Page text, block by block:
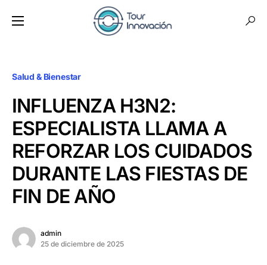
Salud & Bienestar
INFLUENZA H3N2:
ESPECIALISTA LLAMA A
REFORZAR LOS CUIDADOS
DURANTE LAS FIESTAS DE
FIN DE AÑO
admin
25 de diciembre de 2025